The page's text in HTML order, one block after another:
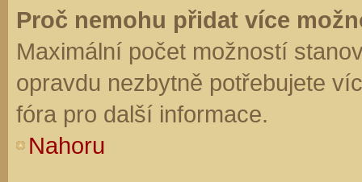
Proč nemohu přidat více
Maximální počet možností
opravdu nezbytně potřebujete
fóra pro další informace.
Nahoru